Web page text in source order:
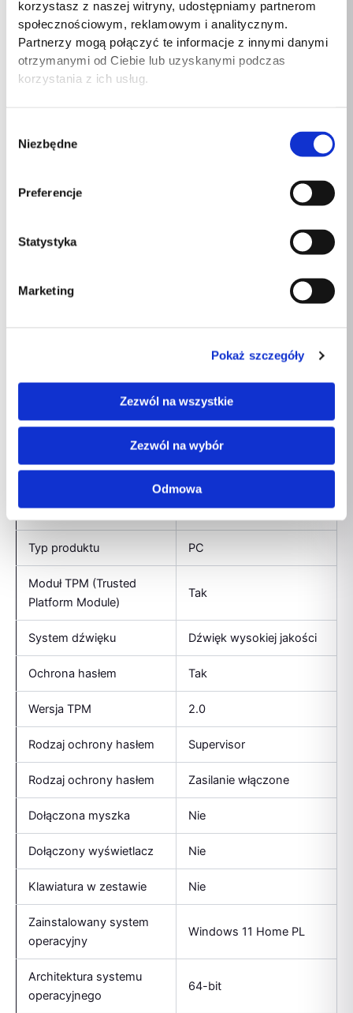
korzystasz z naszej witryny, udostępniamy partnerom
społecznościowym, reklamowym i analitycznym.
Partnerzy mogą połączyć te informacje z innymi danymi
otrzymanymi od Ciebie lub uzyskanymi podczas
korzystania z ich usług.
zgody
Niezbędne
Preferencje
Statystyka
Marketing
Pokaż szczegóły
Zezwól na wszystkie
Zezwól na wybór
Odmowa
Zakres wilgotności
względnej
20 – 80%
Zakres temperatur
(eksploatacja)
5 – 35 °C
(n.p.m.)
Prędkość transferu
Wi-Fi 6 (802.11ax)
Tak
2×2
Układ audio Realtek ALC897-Q
Typ produktu PC
Moduł TPM (Trusted
Platform Module)
Tak
System dźwięku Dźwięk wysokiej jakości
Ochrona hasłem Tak
Wersja TPM 2.0
Rodzaj ochrony hasłem Supervisor
Rodzaj ochrony hasłem Zasilanie włączone
Dołączona myszka Nie
Dołączony wyświetlacz Nie
Klawiatura w zestawie Nie
Zainstalowany system
operacyjny
Windows 11 Home PL
Architektura systemu
operacyjnego
64-bit